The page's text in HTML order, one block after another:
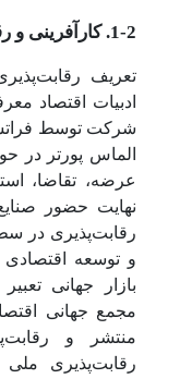
1-2. کارآفرینی و رقابت‌پذیری
تعریف
ادبیات اقتصاد
شرکت توسط
الماس پورتر در
عرضه، تقاضا،
نهایت حضور
رقابت‌پذیری در
مجمع جهانی
منتشر و
رقابت‌پذیری